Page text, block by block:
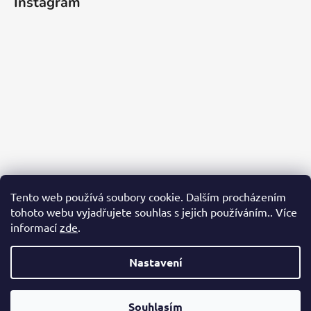
Tento web používá soubory cookie. Dalším procházením
tohoto webu vyjadřujete souhlas s jejich používáním.. Více
informací zde.
Nastavení
Souhlasím
Jotunheim. Všechna práva vyhrazena.